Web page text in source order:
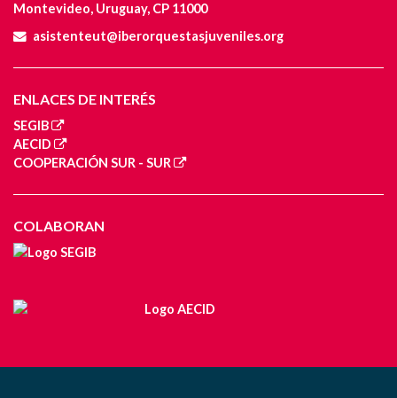
Montevideo, Uruguay, CP 11000
asistenteut@iberorquestasjuveniles.org
ENLACES DE INTERÉS
SEGIB
AECID
COOPERACIÓN SUR - SUR
COLABORAN